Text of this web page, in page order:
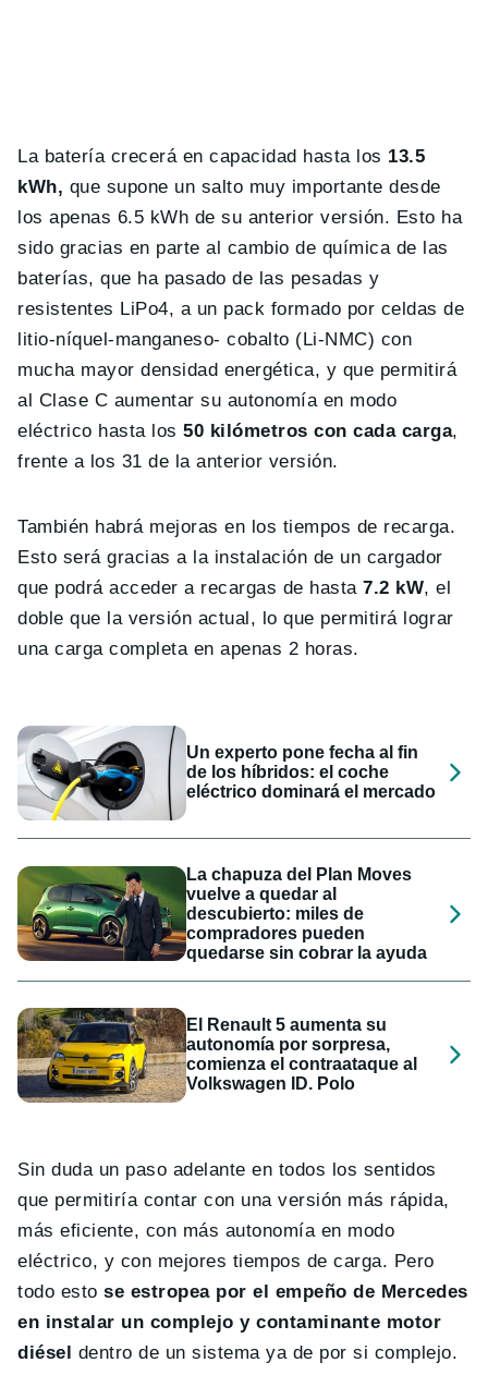
La batería crecerá en capacidad hasta los 13.5
kWh, que supone un salto muy importante desde
los apenas 6.5 kWh de su anterior versión. Esto ha
sido gracias en parte al cambio de química de las
baterías, que ha pasado de las pesadas y
resistentes LiPo4, a un pack formado por celdas de
litio-níquel-manganeso- cobalto (Li-NMC) con
mucha mayor densidad energética, y que permitirá
al Clase C aumentar su autonomía en modo
eléctrico hasta los50 kilómetros con cada carga,
frente a los 31 de la anterior versión.
También habrá mejoras en los tiempos de recarga.
Esto será gracias a la instalación de un cargador
que podrá acceder a recargas de hasta7.2 kW, el
doble que la versión actual, lo que permitirá lograr
una carga completa en apenas 2 horas.
Un experto pone fecha al fin
de los híbridos: el coche
eléctrico dominará el mercado
La chapuza del Plan Moves
vuelve a quedar al
descubierto: miles de
compradores pueden
quedarse sin cobrar la ayuda
El Renault 5 aumenta su
autonomía por sorpresa,
comienza el contraataque al
Volkswagen ID. Polo
Sin duda un paso adelante en todos los sentidos
que permitiría contar con una versión más rápida,
más eficiente, con más autonomía en modo
eléctrico, y con mejores tiempos de carga. Pero
todo estose estropea por el empeño de Mercedes
en instalar un complejo y contaminante motor
diésel dentro de un sistema ya de por si complejo.